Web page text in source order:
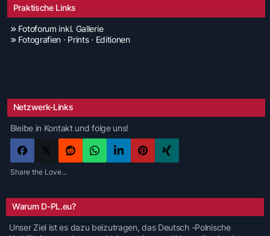
Praktische Links
Fotoforum inkl. Gallerie
Fotografien · Prints · Editionen
Netzwerk-Links
Bleibe in Kontakt und folge uns!
Share the Love...
Warum D-PL.eu?
Unser Ziel ist es dazu beizutragen, das Deutsch -Polnische